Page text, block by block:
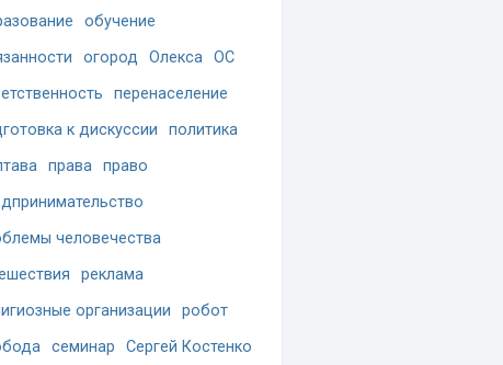
обучение
огород Олекса ОС
перенаселение
к дискуссии
политика
права право
человечества
реклама
организации
робот
семинар
Сергей Костенко